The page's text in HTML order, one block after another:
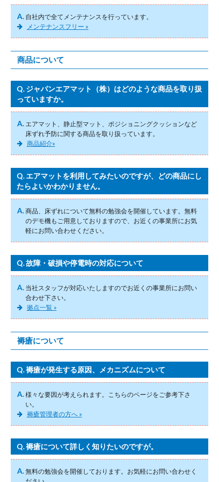
A. 自社内で全てメンテナンスを行っています。
メンテナンスフリー »
商品について
Q. ジャパンエアマット（株）はどのような商品を取り扱
っていますか。
A. エアマット、静止型マット、ポジショニングクッションなど
床ずれ予防に関する商品を取り扱っています。
商品紹介»
Q. エアマットを利用してみたいのですが、どの商品にし
たらよいかわかりません。
A.商品、床ずれについて無料の勉強会を開催しています。無料
のデモ機もご用意しておりますので、お近くの事業所にお気
軽にお問い合わせください。
Q.故障・破損や停電時の対応について
A. 当社スタッフが対応いたしますのでお近くの事業所にお問い
合わせ下さい。
拠点一覧 »
褥瘡について
Q.褥瘡が発生する原因、メカニズムについて
A.様々な要因が考えられます。こちらのページをご参考下さ
い。
褥瘡管理者の方へ »
Q.褥瘡について詳しく知りたいのですが。
A.無料の勉強会を開催しております。お気軽にお問い合わせく